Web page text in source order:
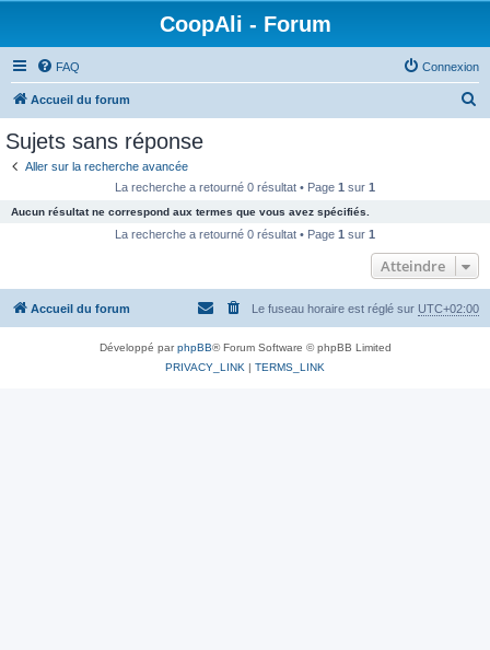
CoopAli - Forum
FAQ Connexion
Accueil du forum
c
e
Sujets sans réponse
Aller sur la recherche avancée
La recherche a retourné 0 résultat • Page 1 sur 1
Aucun résultat ne correspond aux termes que vous avez spécifiés.
La recherche a retourné 0 résultat • Page 1 sur 1
Atteindre
Accueil du forum Le fuseau horaire est réglé sur UTC+02:00
Développé parphpBB® Forum Software © phpBB Limited
PRIVACY_LINK | TERMS_LINK